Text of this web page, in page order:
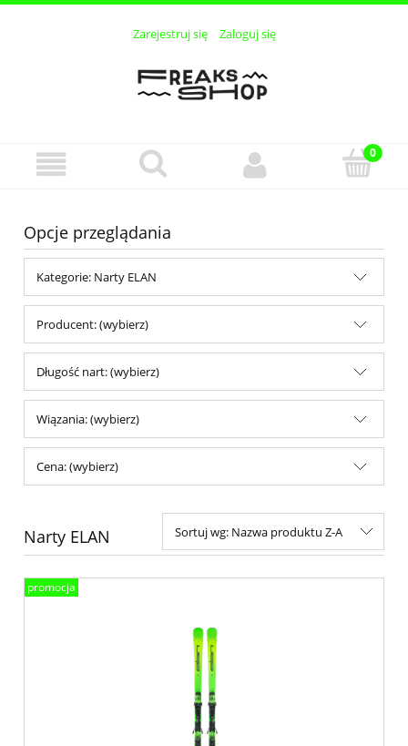
Zarejestruj się Zaloguj się
Opcje przeglądania
Kategorie: Narty ELAN
Producent: (wybierz)
Długość nart: (wybierz)
Wiązania: (wybierz)
Cena: (wybierz)
Narty ELAN Sortuj wg: Nazwa produktu Z-A
promocja